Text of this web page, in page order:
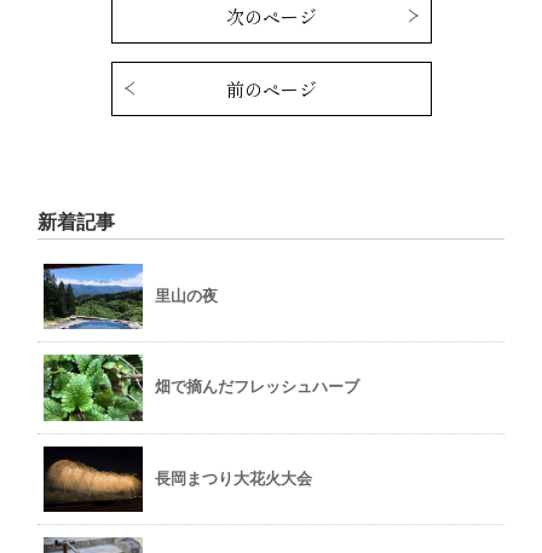
次のページ
前のページ
新着記事
里山の夜
畑で摘んだフレッシュハーブ
長岡まつり大花火大会